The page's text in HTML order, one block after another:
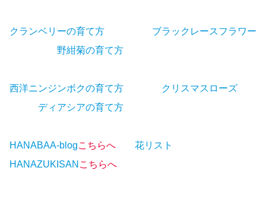
クランベリーの育て方
ブラックレースフラワー
野紺菊の育て方
西洋ニンジンボクの育て方 クリスマスローズ
ディアシアの育て方
HANABAA-blogこちらへ 花リスト
HANAZUKISAN こちらへ